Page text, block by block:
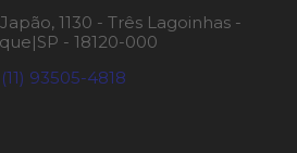
1130 - Três Lagoinhas -
- 18120-000
(11) 93505-4818